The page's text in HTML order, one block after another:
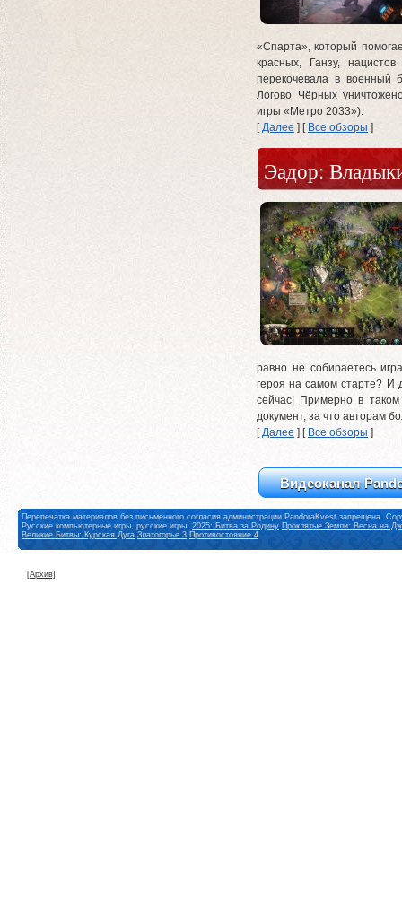
«Спарта», который
красных, Ганзу,
перекочевала в военный
Логово Чёрных
игры «Метро 2033»).
[Далее ] [ Все обзоры ]
Эадор:
равно не собираетесь
героя на самом старте? И
сейчас! Примерно в
документ, за что авторам
[Далее ] [ Все обзоры ]
Видеоканал
Перепечатка материалов без письменного согласия администрации PandoraKvest запрещена.
Русские компьютерные игры, русские игры: 2025: Битва за Родину Проклятые Земли: Весна на
Великие Битвы: Курская Дуга Златогорье 3 Противостояние 4
[Архив]